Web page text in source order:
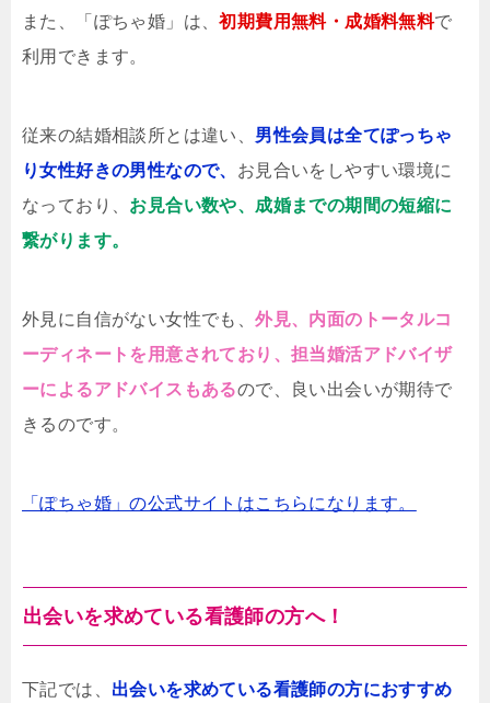
また、「ぽちゃ婚」は、初期費用無料・成婚料無料で
利用できます。
従来の結婚相談所とは違い、 男性会員は全てぽっちゃ
り女性好きの男性なので、 お見合いをしやすい環境に
なっており、 お見合い数や、成婚までの期間の短縮に
繋がります。
外見に自信がない女性でも、外見、内面のトータルコ
ーディネートを用意されており、担当婚活アドバイザ
ーによるアドバイスもあるので、良い出会いが期待で
きるのです。
「ぽちゃ婚」の公式サイトはこちらになります。
出会いを求めている看護師の方へ！
下記では、 出会いを求めている看護師の方におすすめ